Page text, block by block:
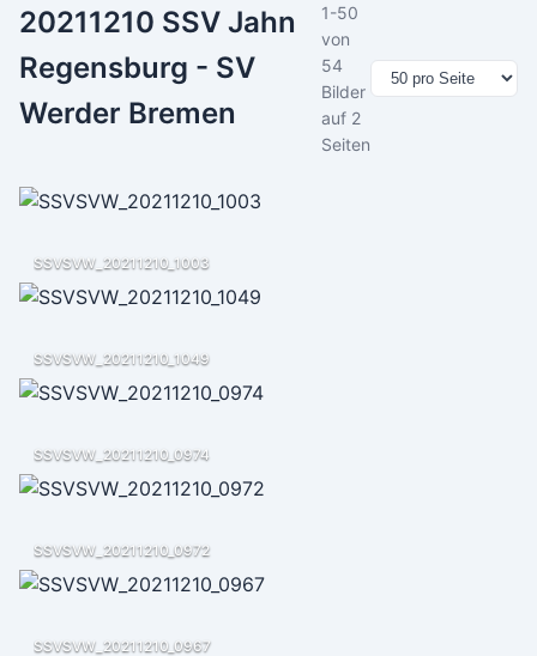
20211210 SSV Jahn
Regensburg - SV
Werder Bremen
1-50
von
54
Bilder
auf 2
Seiten
SSVSVW_20211210_1003
SSVSVW_20211210_1049
SSVSVW_20211210_0974
SSVSVW_20211210_0972
SSVSVW_20211210_0967